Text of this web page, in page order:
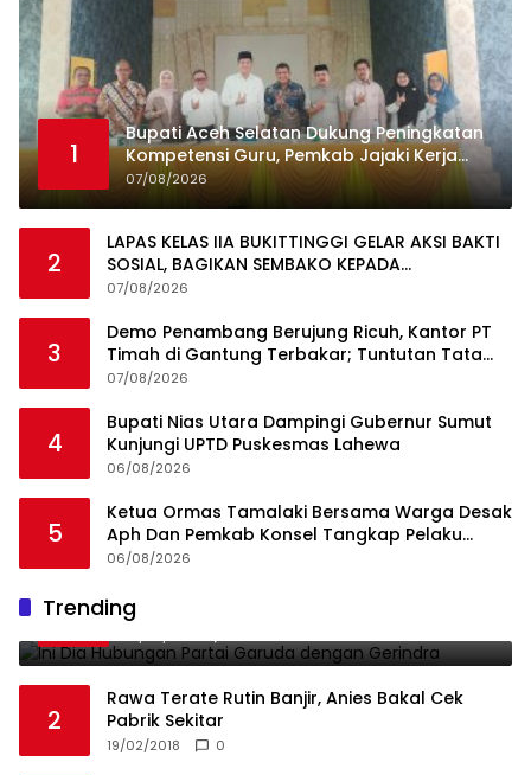
1
Bupati Aceh Selatan Dukung Peningkatan
Kompetensi Guru, Pemkab Jajaki Kerja
Sama dengan Pascasarjana USK
07/08/2026
2
LAPAS KELAS IIA BUKITTINGGI GELAR AKSI BAKTI
SOSIAL, BAGIKAN SEMBAKO KEPADA
MASYARAKAT SEKITAR
07/08/2026
3
Demo Penambang Berujung Ricuh, Kantor PT
Timah di Gantung Terbakar; Tuntutan Tata
Niaga Timah Jadi Sorotan
07/08/2026
4
Bupati Nias Utara Dampingi Gubernur Sumut
Kunjungi UPTD Puskesmas Lahewa
06/08/2026
5
Ketua Ormas Tamalaki Bersama Warga Desak
Aph Dan Pemkab Konsel Tangkap Pelaku
Angkut Cangkang Sawit Overload, Truk PT KAP
06/08/2026
Trending
1
Gerindra
2
Rawa Terate Rutin Banjir, Anies Bakal Cek
Pabrik Sekitar
19/02/2018 0